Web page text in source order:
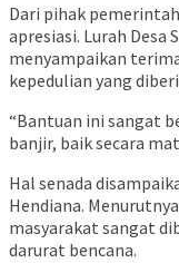
Dari pihak
apresiasi. Lurah Desa
menyampaikan
kepedulian yang
“Bantuan ini sangat
banjir, baik secara
Hal senada
Hendiana.
masyarakat sangat
darurat bencana.